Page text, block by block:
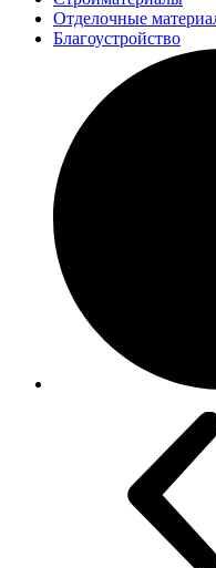
Отделочные
Благоустройство